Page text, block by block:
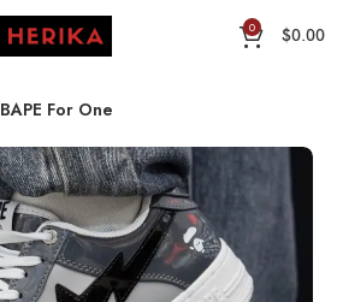
0 $0.00
BAPE For One